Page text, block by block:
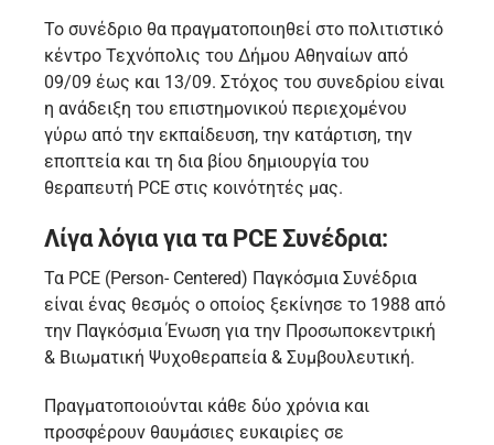
Το συνέδριο θα πραγματοποιηθεί στο πολιτιστικό
κέντρο Τεχνόπολις του Δήμου Αθηναίων από
09/09 έως και 13/09. Στόχος του συνεδρίου είναι
η ανάδειξη του επιστημονικού περιεχομένου
γύρω από την εκπαίδευση, την κατάρτιση, την
εποπτεία και τη δια βίου δημιουργία του
θεραπευτή PCE στις κοινότητές μας.
Λίγα λόγια για τα PCE Συνέδρια:
Τα PCE (Person- Centered) Παγκόσμια Συνέδρια
είναι ένας θεσμός ο οποίος ξεκίνησε το 1988 από
την Παγκόσμια Ένωση για την Προσωποκεντρική
& Βιωματική Ψυχοθεραπεία & Συμβουλευτική.
Πραγματοποιούνται κάθε δύο χρόνια και
προσφέρουν θαυμάσιες ευκαιρίες σε